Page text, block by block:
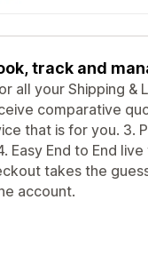
track and
your Shipping &
comparative
that is for you. 3.
End to End
takes the
account.